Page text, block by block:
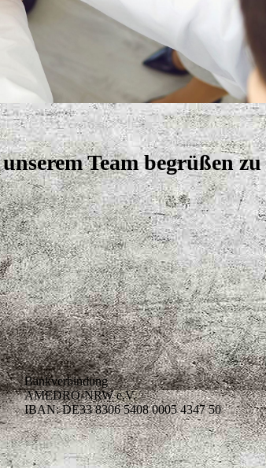
Team begrüßen
Bankverbindung
AMEDRO-NRW e.V.
IBAN: DE33 8306 5408 0005 4347 50